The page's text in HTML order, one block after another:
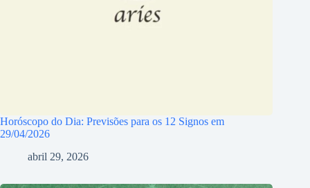
Horóscopo do Dia: Previsões para os 12 Signos em
29/04/2026
abril 29, 2026